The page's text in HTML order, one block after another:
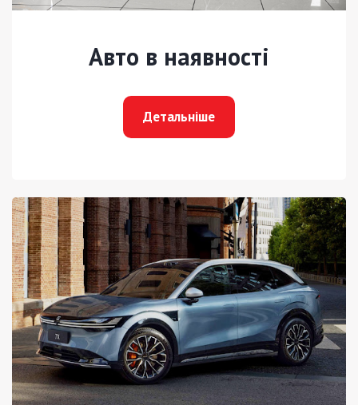
Авто в наявності
Детальніше